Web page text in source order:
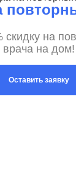
скидку на
врача на дом!
Оставить заявку